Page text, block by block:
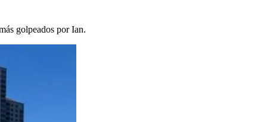
golpeados por Ian.